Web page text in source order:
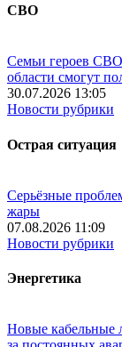
СВО
Семьи героев СВО
области смогут
30.07.2026 13:05
Новости рубрики
Острая ситуация
Серьёзные
жары
07.08.2026 11:09
Новости рубрики
Энергетика
Новые кабельные